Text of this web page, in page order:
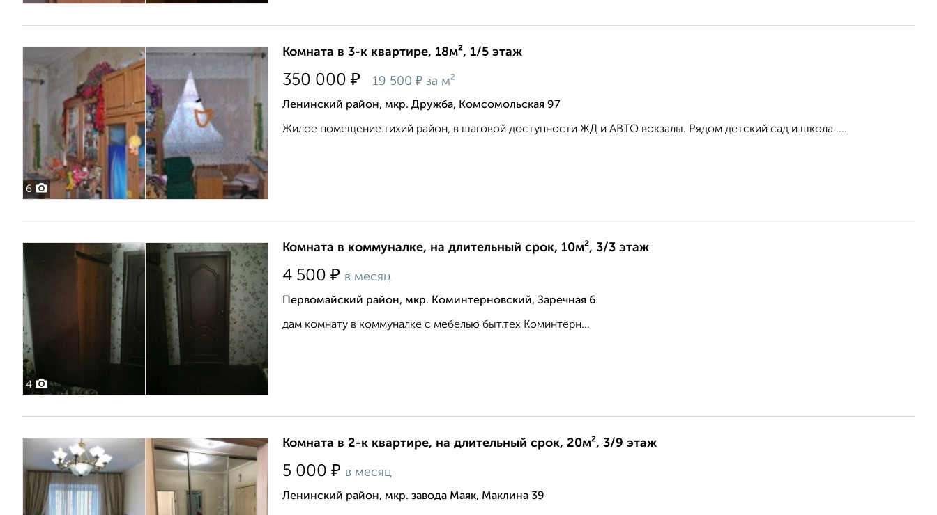
6
Комната в 3-к квартире, 18м², 1/5 этаж
350 000 ₽ 19 500 ₽ за м²
Ленинский район, мкр. Дружба, Комсомольская 97
Жилое помещение.тихий район, в шаговой доступности ЖД и АВТО вокзалы. Рядом детский сад и школа ....
4
Комната в коммуналке, на длительный срок, 10м², 3/3 этаж
4 500 ₽ в месяц
Первомайский район, мкр. Коминтерновский, Заречная 6
дам комнату в коммуналке с мебелью быт.тех Коминтерн...
Комната в 2-к квартире, на длительный срок, 20м², 3/9 этаж
5 000 ₽ в месяц
Ленинский район, мкр. завода Маяк, Маклина 39